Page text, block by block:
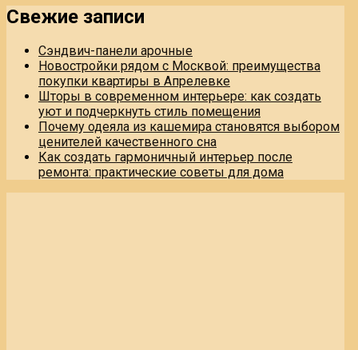
Свежие записи
Сэндвич-панели арочные
Новостройки рядом с Москвой: преимущества
покупки квартиры в Апрелевке
Шторы в современном интерьере: как создать
уют и подчеркнуть стиль помещения
Почему одеяла из кашемира становятся выбором
ценителей качественного сна
Как создать гармоничный интерьер после
ремонта: практические советы для дома